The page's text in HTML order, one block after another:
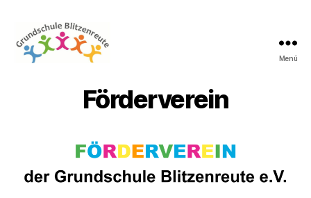
Menü
Förderverein